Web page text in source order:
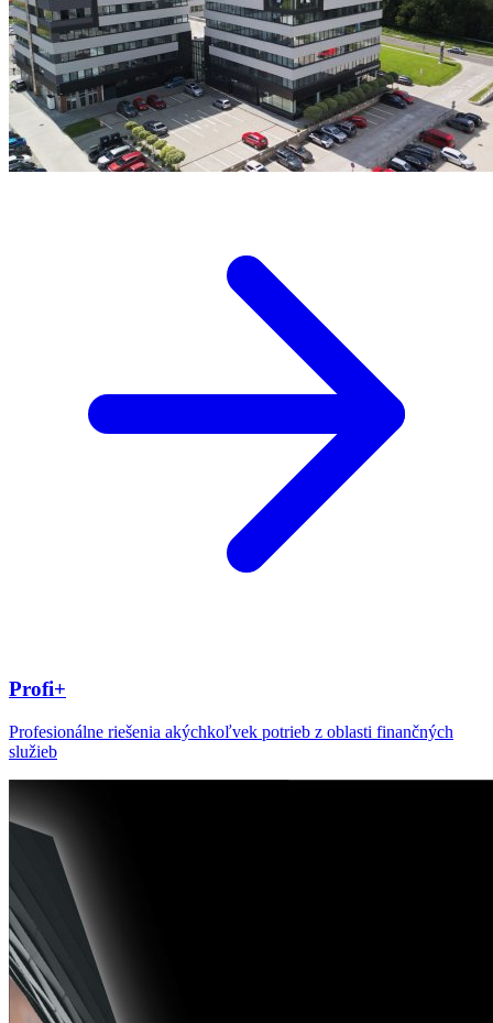
Profi+
Profesionálne riešenia akýchkoľvek potrieb z oblasti finančných
služieb